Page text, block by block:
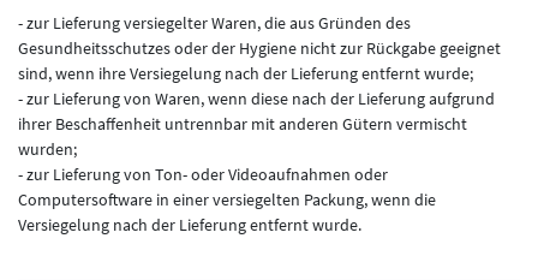
- zur Lieferung versiegelter Waren, die aus Gründen des
Gesundheitsschutzes oder der Hygiene nicht zur Rückgabe geeignet
sind, wenn ihre Versiegelung nach der Lieferung entfernt wurde;
- zur Lieferung von Waren, wenn diese nach der Lieferung aufgrund
ihrer Beschaffenheit untrennbar mit anderen Gütern vermischt
wurden;
- zur Lieferung von Ton- oder Videoaufnahmen oder
Computersoftware in einer versiegelten Packung, wenn die
Versiegelung nach der Lieferung entfernt wurde.